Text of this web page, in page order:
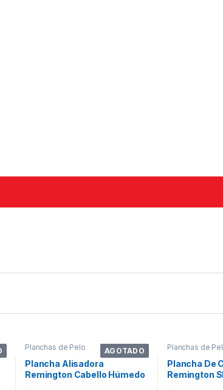
AGOTADO
Planchas de Pelo
Plancha Alisadora
Remington Cabello Húmedo
Planchas de
Plancha De
Remington